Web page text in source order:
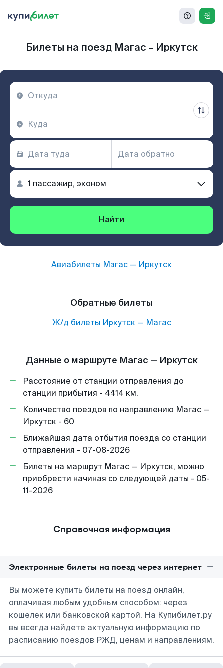
Билеты на поезд Магас - Иркутск
Найти
Авиабилеты Магас — Иркутск
Обратные билеты
Ж/д билеты Иркутск— Магас
Данные о маршруте Магас — Иркутск
Расстояние от станции отправления до
станции прибытия - 4414 км.
Количество поездов по направлению Магас —
Иркутск - 60
Ближайшая дата отбытия поезда со станции
отправления - 07-08-2026
Билеты на маршрут Магас — Иркутск, можно
приобрести начиная со следующей даты - 05-
11-2026
Справочная информация
Электронные билеты на поезд через интернет
Вы можете купить билеты на поезд онлайн,
оплачивая любым удобным способом: через
кошелек или банковской картой. На Купибилет.ру
вы всегда найдете актуальную информацию по
расписанию поездов РЖД, ценам и направлениям.